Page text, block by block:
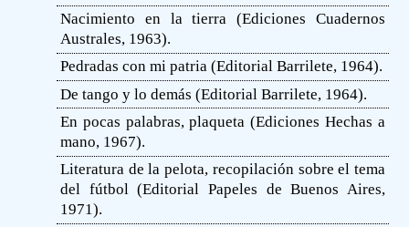
Nacimiento en la tierra (Ediciones Cuadernos
Australes, 1963).
Pedradas con mi patria (Editorial Barrilete, 1964).
De tango y lo demás (Editorial Barrilete, 1964).
En pocas palabras, plaqueta (Ediciones Hechas a
mano, 1967).
Literatura de la pelota, recopilación sobre el tema
del fútbol (Editorial Papeles de Buenos Aires,
1971).